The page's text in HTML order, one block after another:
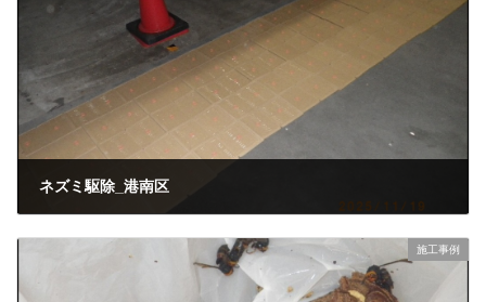
ネズミ駆除_港南区
施工事例